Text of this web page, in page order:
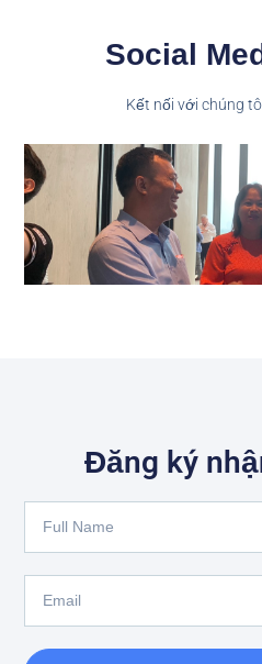
Social
Kết nối với chúng
Đăng ký